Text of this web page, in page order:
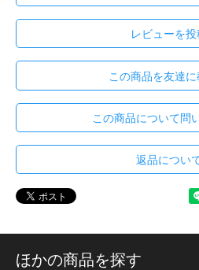
レビューを投
この商品を友達に
この商品について問
返品につい
ほかの商品を探す